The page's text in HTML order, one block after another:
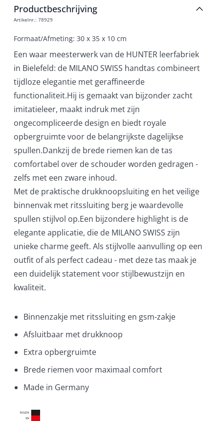
Productbeschrijving
Artikelnr.: 78929
Formaat/Afmeting: 30 x 35 x 10 cm
Een waar meesterwerk van de HUNTER leerfabriek
in Bielefeld: de MILANO SWISS handtas combineert
tijdloze elegantie met geraffineerde
functionaliteit.Hij is gemaakt van bijzonder zacht
imitatieleer, maakt indruk met zijn
ongecompliceerde design en biedt royale
opbergruimte voor de belangrijkste dagelijkse
spullen.Dankzij de brede riemen kan de tas
comfortabel over de schouder worden gedragen -
zelfs met een zware inhoud.
Met de praktische drukknoopsluiting en het veilige
binnenvak met ritssluiting berg je waardevolle
spullen stijlvol op.Een bijzondere highlight is de
elegante applicatie, die de MILANO SWISS zijn
unieke charme geeft. Als stijlvolle aanvulling op een
outfit of als perfect cadeau - met deze tas maak je
een duidelijk statement voor stijlbewustzijn en
kwaliteit.
Binnenzakje met ritssluiting en gsm-zakje
Afsluitbaar met drukknoop
Extra opbergruimte
Brede riemen voor maximaal comfort
Made in Germany